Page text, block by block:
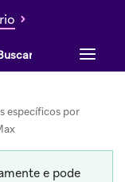
tudo
específicos por
e pode